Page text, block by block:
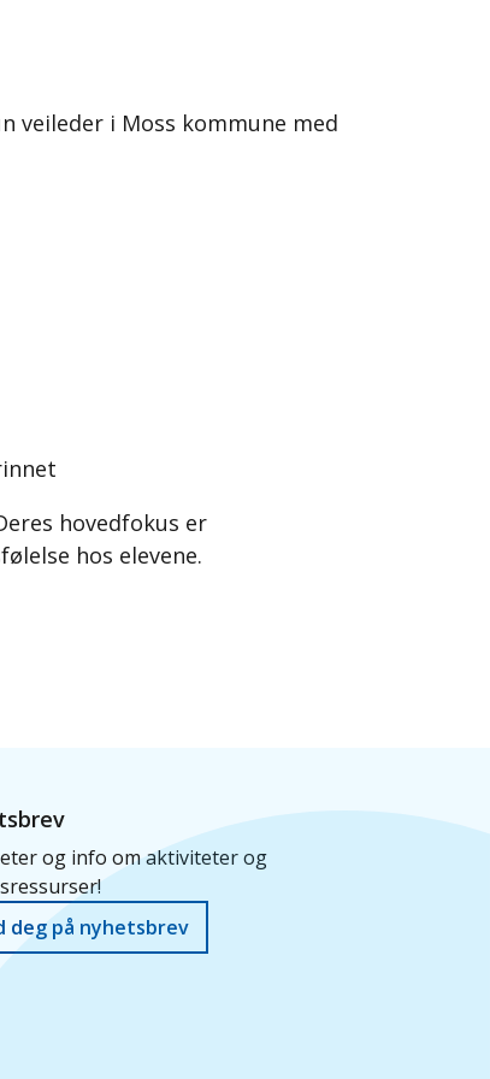
i Moss kommune med
hovedfokus er
hos elevene.
og info om aktiviteter og
deg på nyhetsbrev